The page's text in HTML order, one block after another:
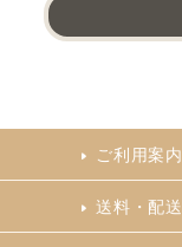
ご利用案内
送料・配送